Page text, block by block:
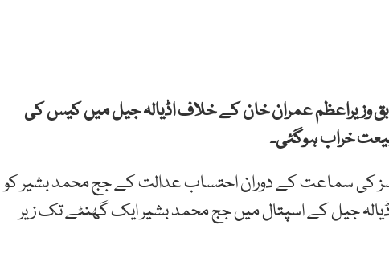
وزیراعظم عمران خان کے خلاف اڈیالہ جیل میں کیس کی
خراب ہوگئی۔
اور 190 ملین پاؤنڈ ریفرنسز کی سماعت کے دوران احتساب عدالت کے جج محمد بشیر کو
جیل کے اسپتال میں جج محمد بشیر ایک گھنٹے تک زیر